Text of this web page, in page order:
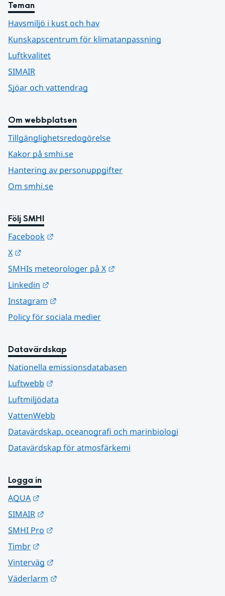
Teman
Havsmiljö i kust och hav
Kunskapscentrum för klimatanpassning
Luftkvalitet
SIMAIR
Sjöar och vattendrag
Om webbplatsen
Tillgänglighetsredogörelse
Kakor på smhi.se
Hantering av personuppgifter
Om smhi.se
Följ SMHI
Facebook
X
SMHIs meteorologer på X
Linkedin
Instagram
Policy för sociala medier
Datavärdskap
Nationella emissionsdatabasen
Luftwebb
Luftmiljödata
VattenWebb
Datavärdskap, oceanografi och marinbiologi
Datavärdskap för atmosfärkemi
Logga in
AQUA
SIMAIR
SMHI Pro
Timbr
Vinterväg
Väderlarm